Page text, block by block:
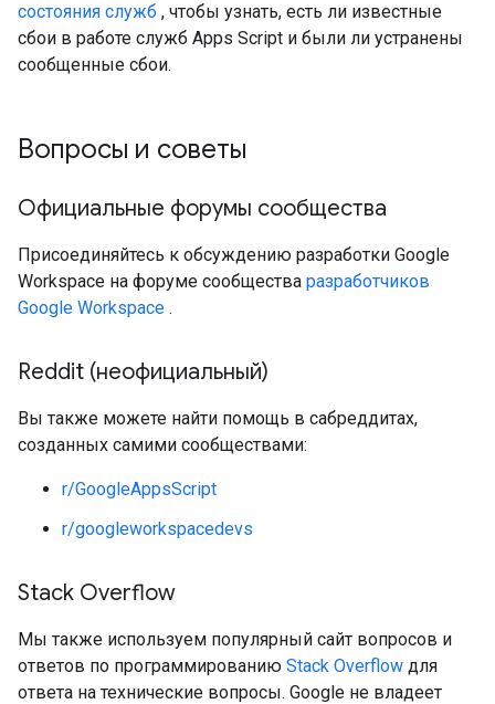
состояния служб , чтобы узнать, есть ли известные
сбои в работе служб Apps Script и были ли устранены
сообщенные сбои.
Вопросы и советы
Официальные форумы сообщества
Присоединяйтесь к обсуждению разработки Google
Workspace на форуме сообщества разработчиков
Google Workspace .
Reddit (неофициальный)
Вы также можете найти помощь в сабреддитах,
созданных самими сообществами:
r/GoogleAppsScript
r/googleworkspacedevs
Stack Overflow
Мы также используем популярный сайт вопросов и
ответов по программированию Stack Overflow для
ответа на технические вопросы. Google не владеет